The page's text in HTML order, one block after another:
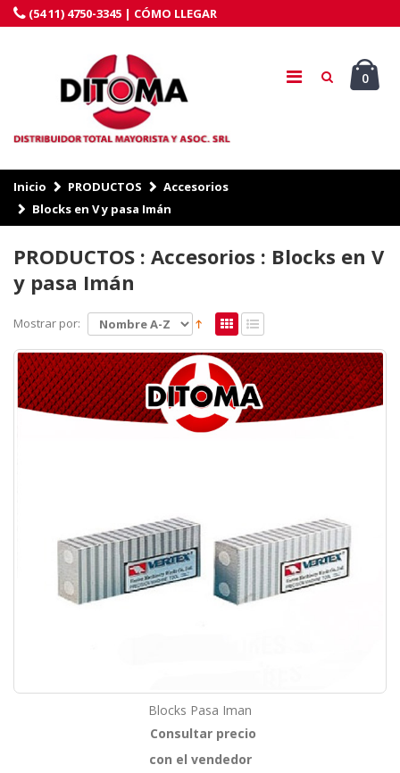
(54 11) 4750-3345 | CÓMO LLEGAR
0
Inicio PRODUCTOS
Accesorios
Blocks en V y pasa Imán
PRODUCTOS : Accesorios : Blocks en V
y pasa Imán
Mostrar por:
Blocks Pasa Iman
Consultar precio
con el vendedor